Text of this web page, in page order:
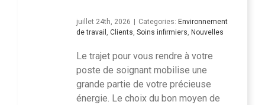
juillet 24th, 2026 Categories: Environnement
de travail , Clients, Soins infirmiers, Nouvelles
Le trajet pour vous rendre à votre
poste de soignant mobilise une
grande partie de votre précieuse
énergie. Le choix du bon moyen de